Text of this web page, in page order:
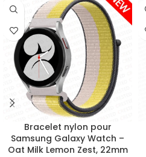
Bracelet nylon pour
Samsung Galaxy Watch –
Oat Milk Lemon Zest, 22mm